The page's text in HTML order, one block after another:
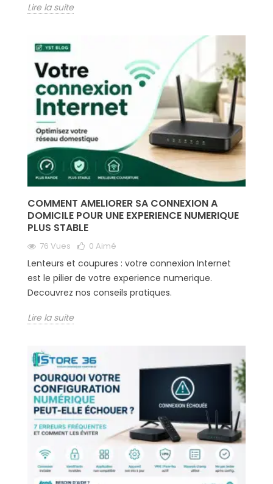
Lire la suite
COMMENT AMELIORER SA CONNEXION A
DOMICILE POUR UNE EXPERIENCE NUMERIQUE
PLUS STABLE
76 Vues 0 Aimé
Lenteurs et coupures : votre connexion Internet
est le pilier de votre experience numerique.
Decouvrez nos conseils pratiques.
Lire la suite